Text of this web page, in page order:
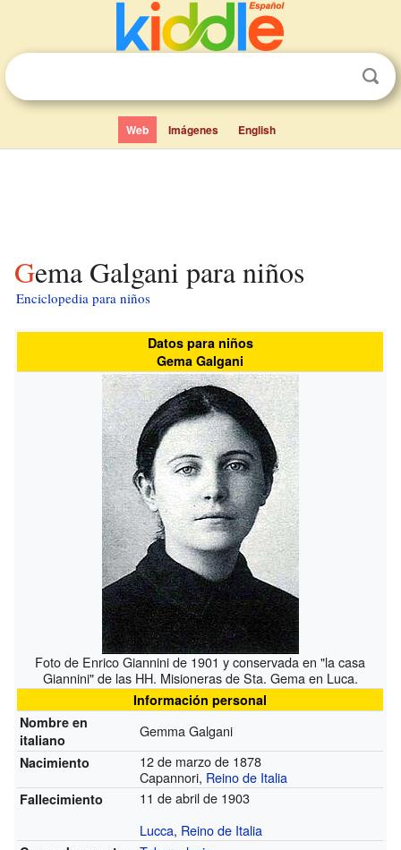
Web Imágenes English
Gema Galgani para niños
Enciclopedia para niños
Datos para niños
Gema Galgani
Foto de Enrico Giannini de 1901 y conservada en "la casa
Giannini" de las HH. Misioneras de Sta. Gema en Luca.
Información personal
Nombre en
italiano
Gemma Galgani
Nacimiento
12 de marzo de 1878
Capannori, Reino de Italia
Fallecimiento
11 de abril de 1903
Lucca, Reino de Italia